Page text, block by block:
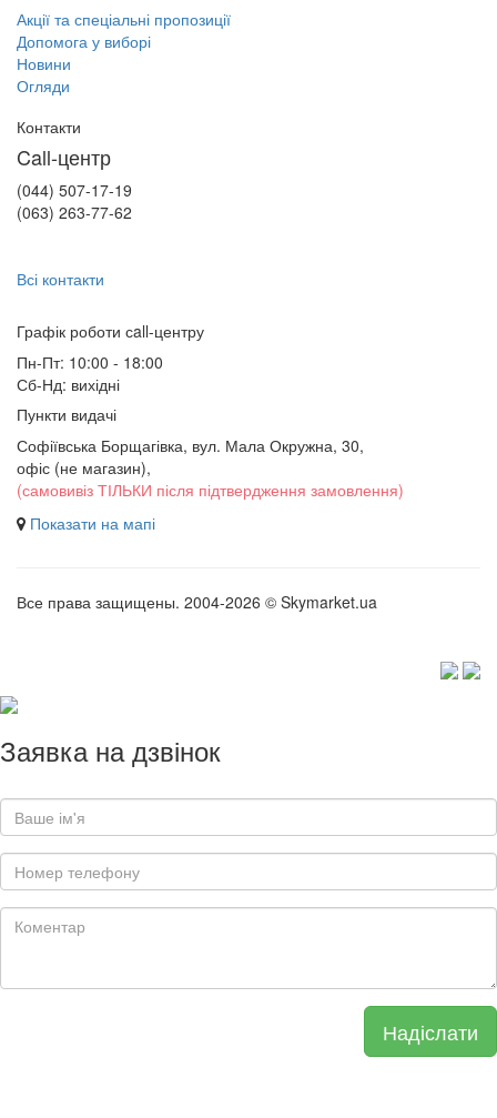
Акції та спеціальні пропозиції
Допомога у виборі
Новини
Огляди
Контакти
Call-центр
(044) 507-17-19
(063) 263-77-62
Всі контакти
Графік роботи сall-центру
Пн-Пт: 10:00 - 18:00
Сб-Нд: вихідні
Пункти видачі
Софіївська Борщагівка, вул. Мала Окружна, 30,
офіс (не магазин),
(самовивіз ТІЛЬКИ після підтвердження замовлення)
Показати на мапі
Все права защищены. 2004-2026 © Skymarket.ua
Заявка на дзвінок
Надіслати